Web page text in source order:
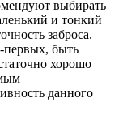
выбирать
и тонкий
заброса.
первых, быть
хорошо
данного